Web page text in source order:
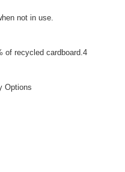
not in use.
of recycled cardboard.4